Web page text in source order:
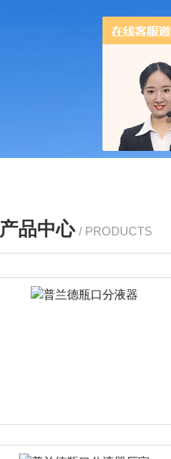
产品中心 / PRODUCTS